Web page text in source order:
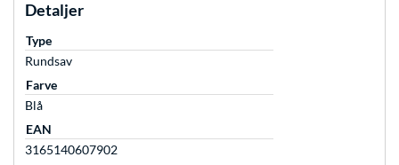
Detaljer
Type
Rundsav
Farve
Blå
EAN
3165140607902